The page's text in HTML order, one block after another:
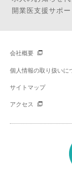
開業医支援サポ
会社概要
個人情報の取り扱いに
サイトマップ
アクセス